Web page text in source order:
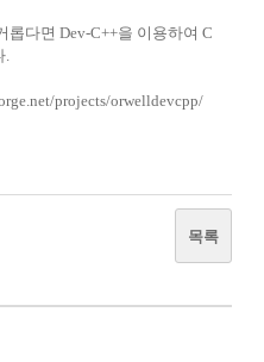
롭다면 Dev-C++을 이용하여 C
.
projects/orwelldevcpp/
목록